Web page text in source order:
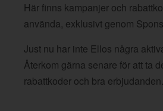
Här finns kampanjer och
använda, exklusivt genom
Just nu har inte Ellos några
Återkom gärna senare för att ta
rabattkoder och bra erbjudanden.